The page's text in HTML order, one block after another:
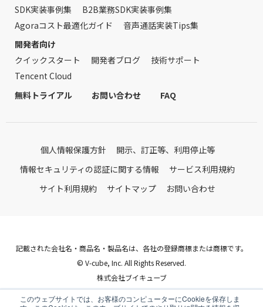
このウェブサイトでは、お客様のコンピューターにCookieを保存しま
SDK実装事例集
B2B業務SDK実装事例集
Agoraコスト最適化ガイド
音声通話実装Tips集
開発者向け
クイックスタート
開発者ブログ
技術サポート
Tencent Cloud
無料トライアル
お問い合わせ FAQ
個人情報保護方針
開示、訂正等、利用停止等
情報セキュリティの認証に関する情報
サービス利用規約
サイト利用規約
サイトマップ お問い合わせ
記載された会社名・商品名・製品名は、各社の登録商標または商標です。
© V-cube, Inc. All Rights Reserved.
株式会社ブイキューブ
Follow Us